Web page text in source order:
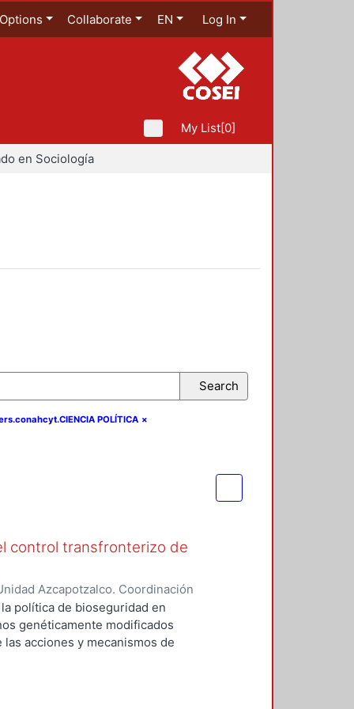
Options Collaborate EN Log In
My List[0]
en Sociología
Search
POLÍTICA ×
control transfronterizo de
Azcapotzalco. Coordinación
JORGE
política de bioseguridad en
genéticamente modificados
acciones y mecanismos de